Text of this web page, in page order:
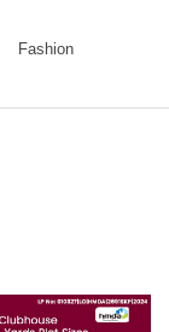
Fashion